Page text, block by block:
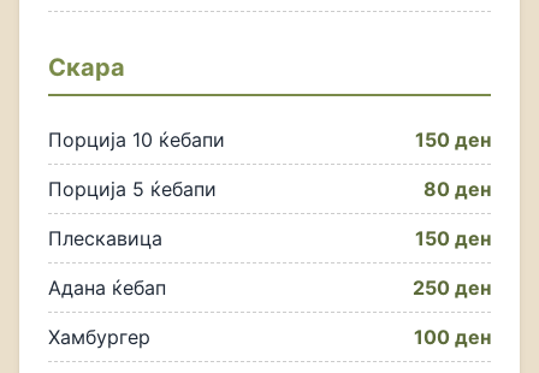
Скара
Порција 10 ќебапи 150 ден
Порција 5 ќебапи 80 ден
Плескавица 150 ден
Адана ќебап 250 ден
Хамбургер 100 ден